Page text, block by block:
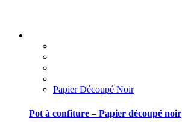
Papier Découpé Noir
Pot à confiture – Papier découpé noir